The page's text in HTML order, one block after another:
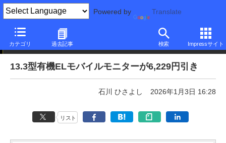
Powered by Translate
カテゴリ 過去記事 検索 Impressサイト
本日みつけたお買い得品
13.3型有機ELモバイルモニターが6,229円引き
石川 ひさよし 2026年1月3日 16:28
リスト